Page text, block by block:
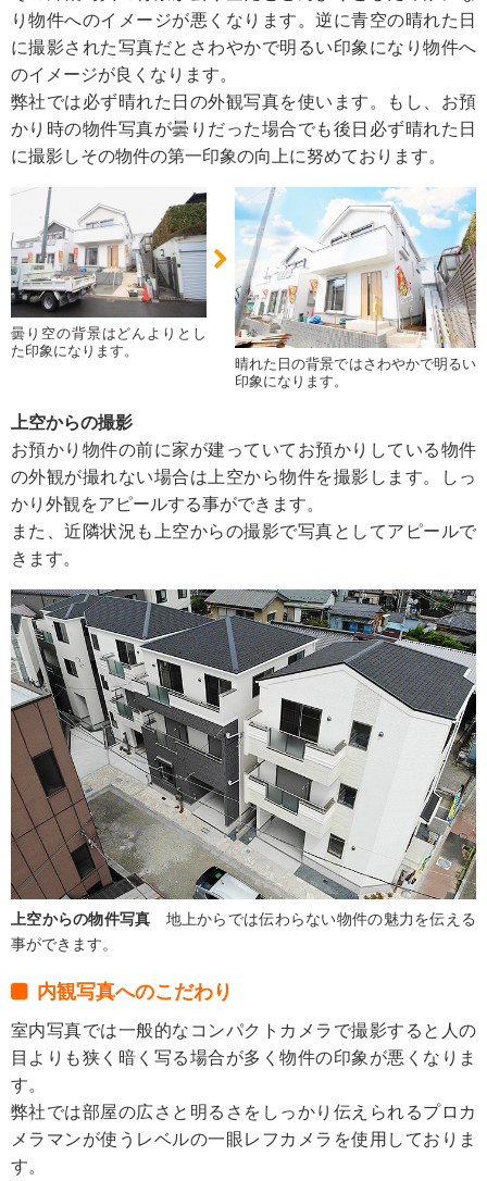
り物件へのイメージが悪くなります。逆に青空の晴れた日
に撮影された写真だとさわやかで明るい印象になり物件へ
のイメージが良くなります。
弊社では必ず晴れた日の外観写真を使います。もし、お預
かり時の物件写真が曇りだった場合でも後日必ず晴れた日
に撮影しその物件の第一印象の向上に努めております。
曇り空の背景はどんよりとし
た印象になります。
晴れた日の背景ではさわやかで明るい
印象になります。
上空からの撮影
お預かり物件の前に家が建っていてお預かりしている物件
の外観が撮れない場合は上空から物件を撮影します。しっ
かり外観をアピールする事ができます。
また、近隣状況も上空からの撮影で写真としてアピールで
きます。
上空からの物件写真
地上からでは伝わらない物件の魅力を伝える
事ができます。
内観写真へのこだわり
室内写真では一般的なコンパクトカメラで撮影すると人の
目よりも狭く暗く写る場合が多く物件の印象が悪くなりま
す。
弊社では部屋の広さと明るさをしっかり伝えられるプロカ
メラマンが使うレベルの一眼レフカメラを使用しておりま
す。